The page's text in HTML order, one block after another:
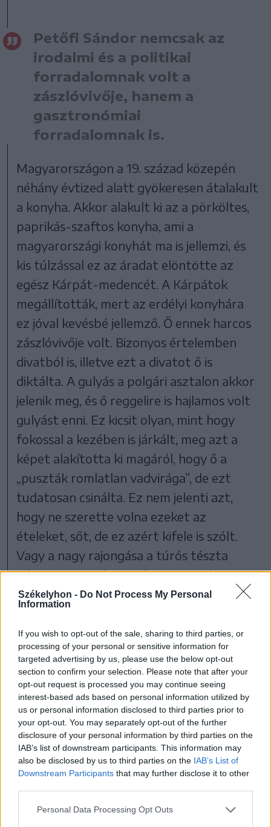
Székelyhon - Do Not Process My Personal
Information
If you wish to opt-out of the sale, sharing to third parties, or
processing of your personal or sensitive information for
targeted advertising by us, please use the below opt-out
section to confirm your selection. Please note that after your
opt-out request is processed you may continue seeing
interest-based ads based on personal information utilized by
us or personal information disclosed to third parties prior to
your opt-out. You may separately opt-out of the further
disclosure of your personal information by third parties on the
IAB’s list of downstream participants. This information may
also be disclosed by us to third parties on the IAB’s List of
Downstream Participants that may further disclose it to other
Personal Data Processing Opt Outs
Petőfi Sándor nemcsak az
irodalmi és a politikai
forradalomnak volt a
zászlóvivője, hanem a
gasztronómiai
forradalomnak is.
Magyarországon a 19. század közepén
néhány évtized alatt gyökeresen átalakult
a konyha. Akkor alakult ki az a pörköltes,
paprikás-szaftos konyha, ami a
magyarországi konyhát ma is jellemzi, és
kis túlzással ez az áradat elöntötte az
egész Kárpát-medencét. A Kárpátok
megállították, mert az erdélyi konyhára
ez jóval kevésbé jellemző. Ő ennek harcos
zászlóvivője volt. Bizonyos értelemben
divatból is, illetve ezt a divatot ő is
diktálta. A gulyás a polgári asztalon akkor
jelenik meg, és ő reggelire is hajlamos volt
gulyást enni. Ez kicsit olyan, mint hogy
fokossal a kezében is járkált, meg azt a
képet alakította ki magáról, hogy ő a
„puszták romlatlan vadvirága”, de ezt
tudatosan csinálta. Ez nem jelenti azt,
hogy ne szerette volna ezeket az
ételeket, sőt, de ez azért kifele is szólt.
Vagy a nagy rajongása a túrós tészta
iránt, ami szintén egy új gasztronómiai
trend volt, mert
addig nem nagyon volt
jellemző, hogy felnőtt ember
tehéntejes ételeket egyen, a
magyar konyhára inkább a
juhtej volt jellemző.
A városi életmóddal jött be a tehéntej,
amikor behordták a városba a termelők a
tejtermékeket, és ott eladták. A Pilvaxnak
az volt az egyik reklámja, hogy